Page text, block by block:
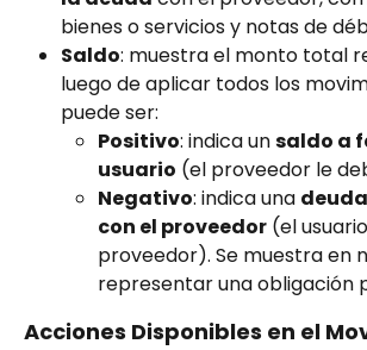
bienes o servicios y notas de
Saldo: muestra el monto total
luego de aplicar todos los
puede ser:
Positivo: indica un saldo a
usuario (el proveedor le
Negativo: indica una
con el proveedor (el
proveedor). Se muestra en
representar una obligación
Acciones Disponibles en el